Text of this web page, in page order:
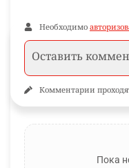
Необходимо
Комментарии
Пока